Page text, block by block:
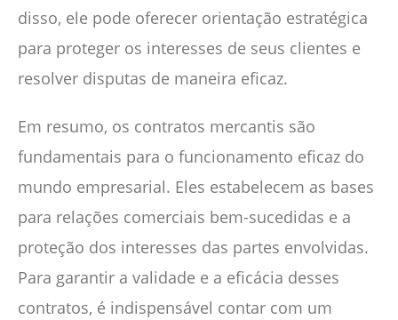
disso, ele pode oferecer orientação estratégica
para proteger os interesses de seus clientes e
resolver disputas de maneira eficaz.
Em resumo, os contratos mercantis são
fundamentais para o funcionamento eficaz do
mundo empresarial. Eles estabelecem as bases
para relações comerciais bem-sucedidas e a
proteção dos interesses das partes envolvidas.
Para garantir a validade e a eficácia desses
contratos, é indispensável contar com um